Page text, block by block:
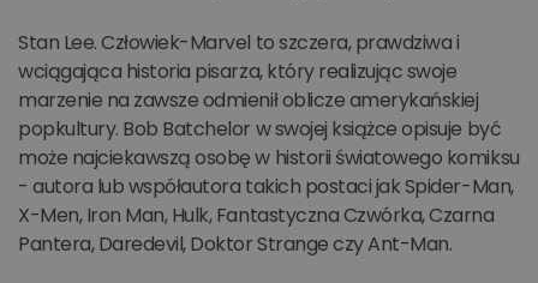
Stan Lee. Człowiek-Marvel to szczera, prawdziwa i
wciągająca historia pisarza, który realizując swoje
marzenie na zawsze odmienił oblicze amerykańskiej
popkultury. Bob Batchelor w swojej książce opisuje być
może najciekawszą osobę w historii światowego komiksu
- autora lub współautora takich postaci jak Spider-Man,
X-Men, Iron Man, Hulk, Fantastyczna Czwórka, Czarna
Pantera, Daredevil, Doktor Strange czy Ant-Man.